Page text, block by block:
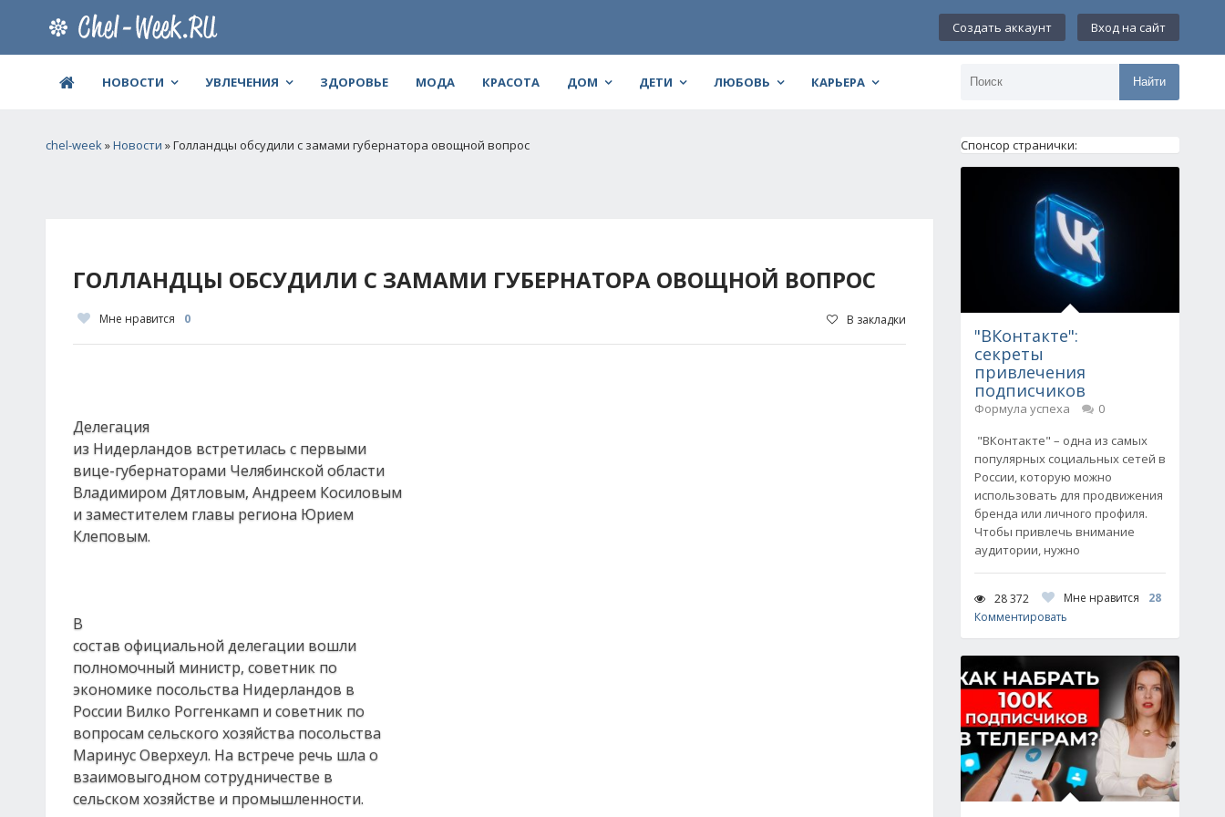
Создать аккаунт Вход на сайт
НОВОСТИ УВЛЕЧЕНИЯ ЗДОРОВЬЕ МОДА КРАСОТА ДОМ ДЕТИ ЛЮБОВЬ КАРЬЕРА Найти
chel-week»Новости » Голландцы обсудили с замами губернатора овощной вопрос
ГОЛЛАНДЦЫ ОБСУДИЛИ С ЗАМАМИ ГУБЕРНАТОРА ОВОЩНОЙ ВОПРОС
Мне нравится 0 В закладки
Делегация
из Нидерландов встретилась с первыми
вице-губернаторами Челябинской области
Владимиром Дятловым, Андреем Косиловым
и заместителем главы региона Юрием
Клеповым.
В
состав официальной делегации вошли
полномочный министр, советник по
экономике посольства Нидерландов в
России Вилко Роггенкамп и советник по
вопросам сельского хозяйства посольства
Маринус Оверхеул. На встрече речь шла о
взаимовыгодном сотрудничестве в
сельском хозяйстве и промышленности.
Спонсор странички:
"ВКонтакте":
секреты
привлечения
подписчиков
Формула успеха
0
"ВКонтакте" – одна из самых
популярных социальных сетей в
России, которую можно
использовать для продвижения
бренда или личного профиля.
Чтобы привлечь внимание
аудитории, нужно
28 372 Мне нравится
28
Комментировать